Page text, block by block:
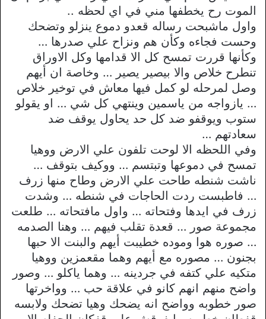
الموت رح يخطفها مني في اي لحظه ..
واول ماشبحت رساله قعدو دموع ينزلو وتضحك
وحست فجاءه وكأن هم ونزاح علي صدرها …
وكأنها قررت تمسح كل الا قدامها وكل الاوراق
تنطرح خلاص والا بيصير يصير … وخاصة ان أيهم
وصل لمرحله لو كمل فيها معاش في توخير خلاص
… يازواجه من ياسمين وينتهي كل شي … او يقولو
ستوب ويوقفو ضد كل حد يحاول يوقف ضد
سعادتهم …
وفي اللحظه الا لوحت تلفون علي الارض ووهيا
تمسح في دموعها وتبتسم … ووكيف بتوقف …
ناشت شنطه طاحت علي الارض وطاح منها زرف
… فاطبست ردت الحاجات في شنطه … وشدت
زرف في ايدها وفتحاته … واول مافتحاته … طلعت
مجموعة صور … قعدة تقلب فيهم … وهنا الصدمه
… صوره هوا وموده خطيبت أيهم والبنت الا حبها
بجنون … مصوره مع أيهم وهما مقعمزين ووهيا
متكيه علي كتفه في جردينه … وهما ياكلو … وصور
واضح منهم انهم كانو في علاقة حب … وواخرتها
صور خطوبه وواضح انه يضحك وهيا تضحك ولابسه